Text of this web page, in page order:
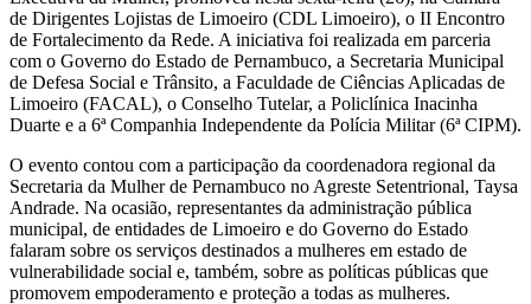
de Dirigentes Lojistas de Limoeiro (CDL Limoeiro), o II Encontro
de Fortalecimento da Rede. A iniciativa foi realizada em parceria
com o Governo do Estado de Pernambuco, a Secretaria Municipal
de Defesa Social e Trânsito, a Faculdade de Ciências Aplicadas de
Limoeiro (FACAL), o Conselho Tutelar, a Policlínica Inacinha
Duarte e a 6ª Companhia Independente da Polícia Militar (6ª CIPM).
O evento contou com a participação da coordenadora regional da
Secretaria da Mulher de Pernambuco no Agreste Setentrional, Taysa
Andrade. Na ocasião, representantes da administração pública
municipal, de entidades de Limoeiro e do Governo do Estado
falaram sobre os serviços destinados a mulheres em estado de
vulnerabilidade social e, também, sobre as políticas públicas que
promovem empoderamento e proteção a todas as mulheres.